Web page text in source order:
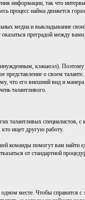
информации, так что
процесс найма движется
медиа и выкладывание
преградой между
кэжьюэл).
о своем
что его внешний вид и
талантливого.
талантливых
ищет другую работу.
команды помогут вам
от стандартной
месте. Чтобы справится